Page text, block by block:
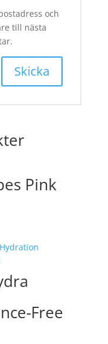
och
till nästa
Pink
Free